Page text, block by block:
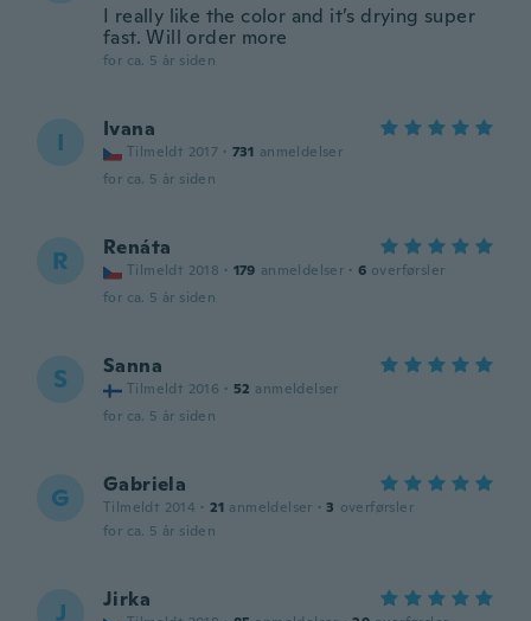
I really like the color and it’s drying super
fast. Will order more
for ca. 5 år siden
I Ivana
Tilmeldt 2017 · 731 anmeldelser
for ca. 5 år siden
R Renáta
Tilmeldt 2018 · 179 anmeldelser · 6 overførsler
for ca. 5 år siden
S Sanna
Tilmeldt 2016 · 52 anmeldelser
for ca. 5 år siden
G Gabriela
Tilmeldt 2014 · 21 anmeldelser · 3 overførsler
for ca. 5 år siden
J Jirka